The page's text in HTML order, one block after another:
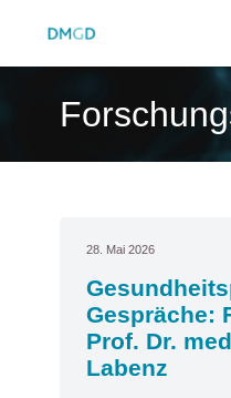
28. Mai 2026
Gespräche:
Prof. Dr.
Labenz